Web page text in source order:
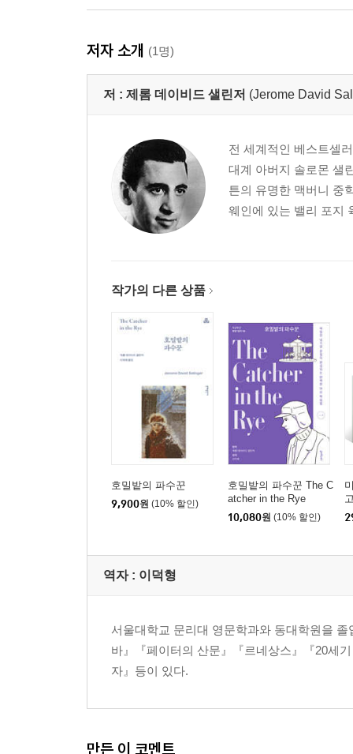
저자 소개 (1명)
저 : 제롬 데이비드 샐린저 (Jerome David
전 세계적인 베스트셀
대계 아버지 솔로몬 샐
튼의 유명한 맥버니 중
웨인에 있는 밸리 포지
작가의 다른 상품
호밀밭의 파수꾼
9,900원 (10% 할인)
호밀밭의 파수꾼 The C
atcher in the Rye
10,080원 (10% 할인)
역자 : 이덕형
서울대학교 문리대 영문학과와 동대학원을
바』『페이터의 산문』『르네상스』『20세
자』등이 있다.
만든 이 코멘트